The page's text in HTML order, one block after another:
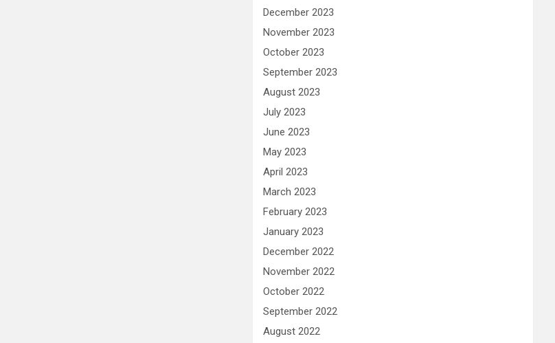
December 2023
November 2023
October 2023
September 2023
August 2023
July 2023
June 2023
May 2023
April 2023
March 2023
February 2023
January 2023
December 2022
November 2022
October 2022
September 2022
August 2022